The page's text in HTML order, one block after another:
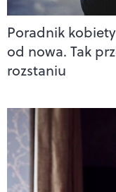
Poradnik
od nowa. Tak
rozstaniu